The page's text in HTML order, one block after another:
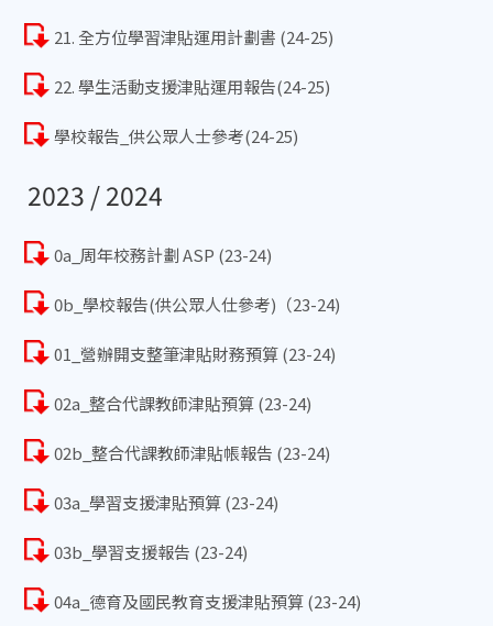
21. 全方位學習津貼運用計劃書 (24-25)
22. 學生活動支援津貼運用報告(24-25)
學校報告_供公眾人士參考(24-25)
2023 / 2024
0a_周年校務計劃 ASP (23-24)
0b_學校報告(供公眾人仕參考)（23-24)
01_營辦開支整筆津貼財務預算 (23-24)
02a_整合代課教師津貼預算 (23-24)
02b_整合代課教師津貼帳報告 (23-24)
03a_學習支援津貼預算 (23-24)
03b_學習支援報告 (23-24)
04a_德育及國民教育支援津貼預算 (23-24)